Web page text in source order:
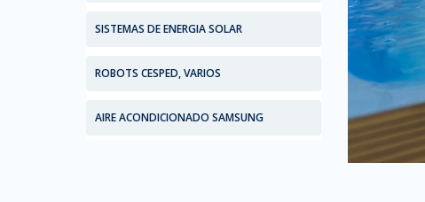
SISTEMAS DE ENERGIA SOLAR
ROBOTS CESPED, VARIOS
AIRE ACONDICIONADO SAMSUNG